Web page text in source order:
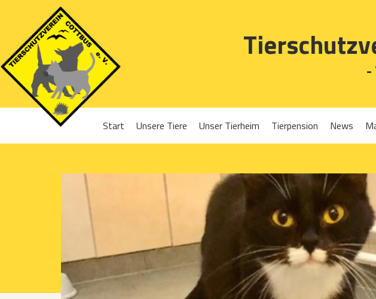
-
Start Unsere Tiere
Katzen
Kleintiere
Unser Tierheim
Projekte 2017
Projekte 2018
Projekte 2020
Projekte 2021
Tierpension News